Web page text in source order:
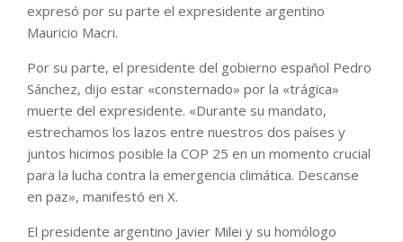
expresó por su parte el expresidente argentino
Mauricio Macri.
Por su parte, el presidente del gobierno español Pedro
Sánchez, dijo estar «consternado» por la «trágica»
muerte del expresidente. «Durante su mandato,
estrechamos los lazos entre nuestros dos países y
juntos hicimos posible la COP 25 en un momento crucial
para la lucha contra la emergencia climática. Descanse
en paz», manifestó en X.
El presidente argentino Javier Milei y su homólogo